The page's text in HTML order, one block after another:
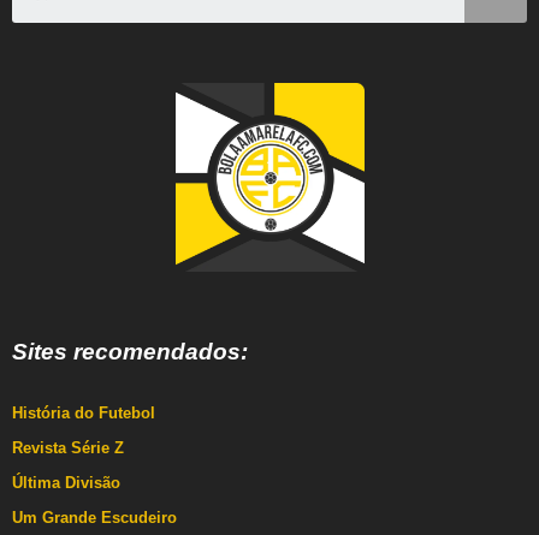
Sites recomendados:
História do Futebol
Revista Série Z
Última Divisão
Um Grande Escudeiro